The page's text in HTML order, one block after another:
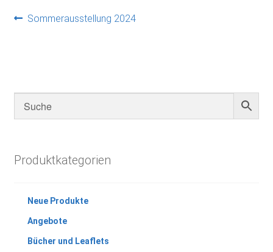
Beitragsnavigation
Vorheriger
Sommerausstellung 2024
Produktkategorien
Neue Produkte
Angebote
Bücher und Leaflets